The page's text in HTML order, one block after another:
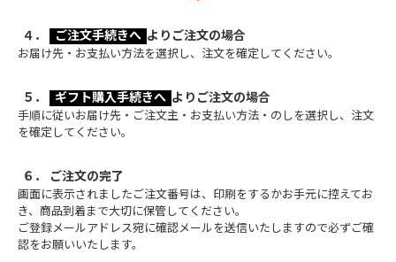
４． ご注文手続きへ よりご注文の場合
お届け先・お支払い方法を選択し、注文を確定してください。
５． ギフト購入手続きへ よりご注文の場合
手順に従いお届け先・ご注文主・お支払い方法・のしを選択し、注文
を確定してください。
６． ご注文の完了
画面に表示されましたご注文番号は、印刷をするかお手元に控えてお
き、商品到着まで大切に保管してください。
ご登録メールアドレス宛に確認メールを送信いたしますので必ずご確
認をお願いいたします。